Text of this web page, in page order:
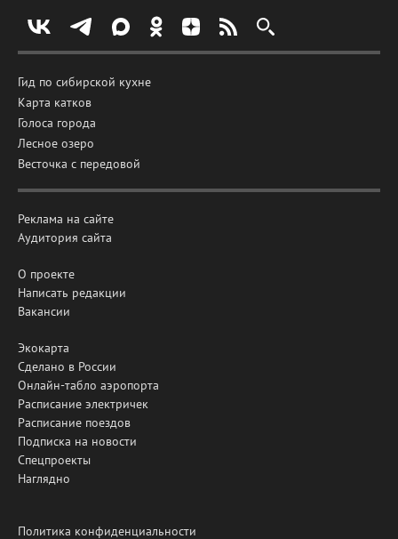
Гид по сибирской кухне
Карта катков
Голоса города
Лесное озеро
Весточка с передовой
Реклама на сайте
Аудитория сайта
О проекте
Написать редакции
Вакансии
Экокарта
Сделано в России
Онлайн-табло аэропорта
Расписание электричек
Расписание поездов
Подписка на новости
Спецпроекты
Наглядно
Политика конфиденциальности